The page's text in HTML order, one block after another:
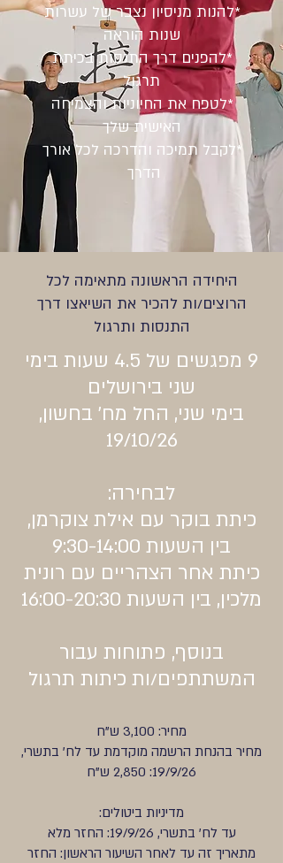
*להנות מניסיון נצבר של עשרות
שנות הוראה
*להפנים דרך התנסות בכיתת
תרגול
*לטפח את החיוניות והצמיחה
האישית שלך
*לקבל תמיכה והדרכה לכל אורך
הדרך
היחידה הראשונה מתאימה לכל
הרוצים/ות להכיר את השיאצו דרך
התנסות ותרגול
9 מפגשים של 4.5 שעות בימי
שני בירושלים
בימי שני, החל מח' בחשון,
19/10/26
לבחירה:
כיתת בוקר עם אילת צוקרמן,
בין השעות 9:30-14:00
כיתת אחר הצהריים עם רונית
מלכין, בין השעות 16:00-20:30
בנוסף, פתוחות עבור
המשתתפים/ות כיתות תרגול
מחיר: 3,100 ש"ח
מחיר בהנחת הרשמה מוקדמת עד לח' בתשרי,
19/9/26: 2,850 ש"ח
מדיניות ביטולים:
עד לח' בתשרי, 19/9/26: החזר מלא
מתאריך זה עד לאחר השיעור הראשון: החזר